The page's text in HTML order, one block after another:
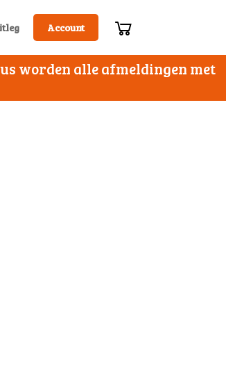
Account
worden alle afmeldingen met